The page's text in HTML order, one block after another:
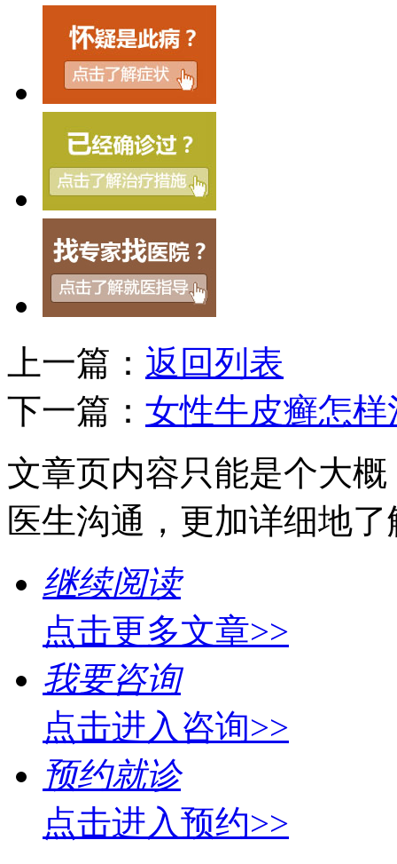
上一篇： 返回列表
下一篇： 女性牛皮癣怎样
文章页内容只能是个大
医生沟通，更加详细地
继续阅读
点击更多文章>>
我要咨询
点击进入咨询>>
预约就诊
点击进入预约>>